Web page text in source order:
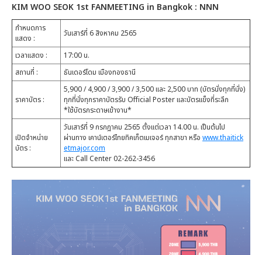
KIM WOO SEOK 1st FANMEETING in Bangkok : NNN
กำหนดการ
แสดง :
วันเสาร์ที่ 6 สิงหาคม 2565
เวลาแสดง :
17:00 น.
สถานที่ :
ธันเดอร์โดม เมืองทองธานี
ราคาบัตร :
5,900 / 4,900 / 3,900 / 3,500 และ 2,500 บาท (บัตรนั่งทุกที่นั่ง)
ทุกที่นั่งทุกราคาบัตรรับ Official Poster และบัตรแข็งที่ระลึก
*ใช้บัตรกระดาษเข้างาน*
เปิดจำหน่าย
บัตร :
วันเสาร์ที่ 9 กรกฎาคม 2565 ตั้งแต่เวลา 14.00 น. เป็นต้นไป
ผ่านทาง เคาน์เตอร์ไทยทิคเก็ตเมเจอร์ ทุกสาขา หรือ www.thaitick
etmajor.com
และ Call Center 02-262-3456